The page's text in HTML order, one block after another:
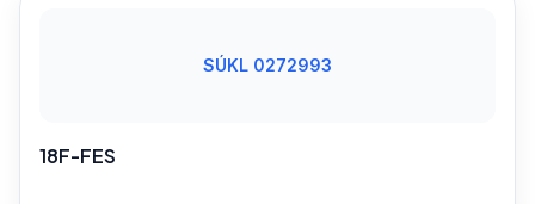
SÚKL 0272993
18F-FES